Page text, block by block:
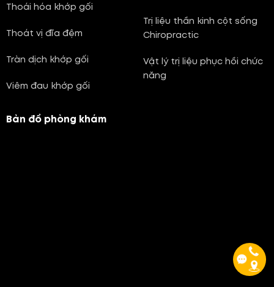
Thoái hóa khớp gối
Thoát vị đĩa đệm
Tràn dịch khớp gối
Viêm đau khớp gối
Trị liệu thần kinh cột sống
Chiropractic
Vật lý trị liệu phục hồi chức
năng
Bản đồ phòng khám